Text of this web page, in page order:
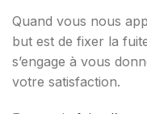
Quand vous nous
but est de fixer la
s’engage à vous
votre satisfaction.